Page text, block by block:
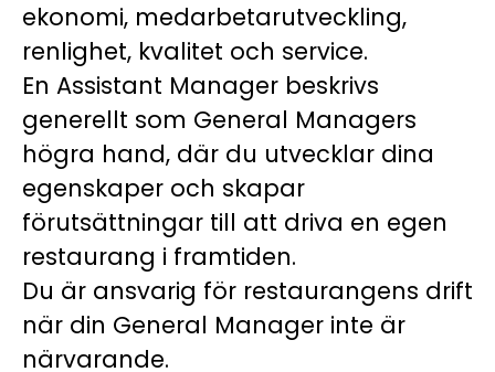
ekonomi, medarbetarutveckling,
renlighet, kvalitet och service.
En Assistant Manager beskrivs
generellt som General Managers
högra hand, där du utvecklar dina
egenskaper och skapar
förutsättningar till att driva en egen
restaurang i framtiden.
Du är ansvarig för restaurangens drift
när din General Manager inte är
närvarande.